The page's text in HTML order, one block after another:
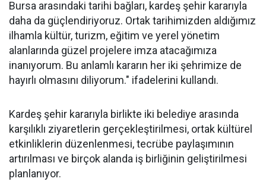
Bursa arasındaki tarihi bağları, kardeş şehir kararıyla
daha da güçlendiriyoruz. Ortak tarihimizden aldığımız
ilhamla kültür, turizm, eğitim ve yerel yönetim
alanlarında güzel projelere imza atacağımıza
inanıyorum. Bu anlamlı kararın her iki şehrimize de
hayırlı olmasını diliyorum." ifadelerini kullandı.
Kardeş şehir kararıyla birlikte iki belediye arasında
karşılıklı ziyaretlerin gerçekleştirilmesi, ortak kültürel
etkinliklerin düzenlenmesi, tecrübe paylaşımının
artırılması ve birçok alanda iş birliğinin geliştirilmesi
planlanıyor.